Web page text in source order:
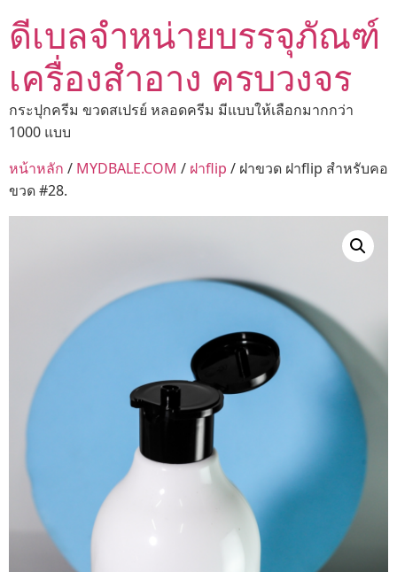
ดีเบลจำหน่ายบรรจุภัณฑ์
เครื่องสำอาง ครบวงจร
กระปุกครีม ขวดสเปรย์ หลอดครีม มีแบบให้เลือกมากกว่า
1000 แบบ
หน้าหลัก / MYDBALE.COM / ฝาflip / ฝาขวด ฝาflip สำหรับคอ
ขวด #28.